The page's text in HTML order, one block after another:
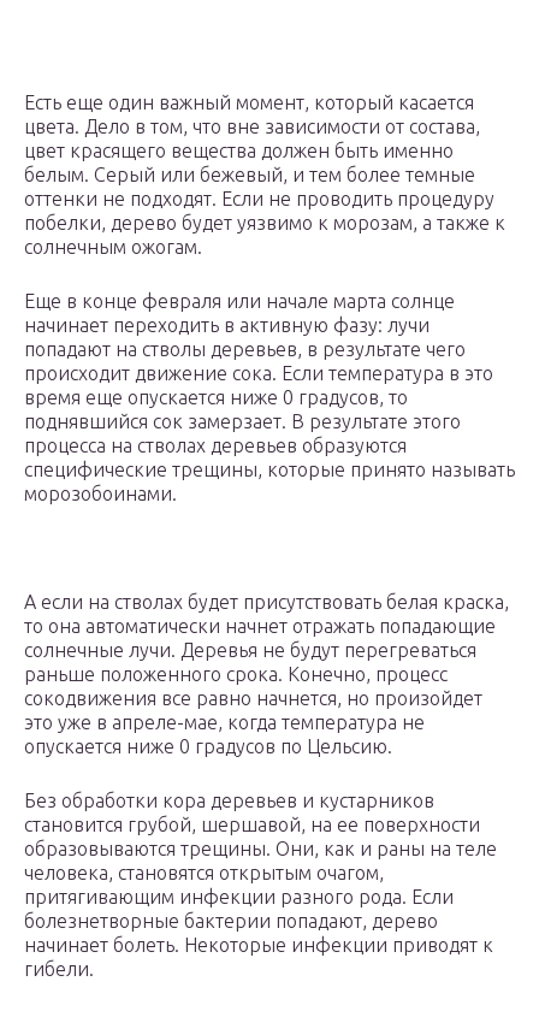
Есть еще один важный момент, который касается
цвета. Дело в том, что вне зависимости от состава,
цвет красящего вещества должен быть именно
белым. Серый или бежевый, и тем более темные
оттенки не подходят. Если не проводить процедуру
побелки, дерево будет уязвимо к морозам, а также к
солнечным ожогам.
Еще в конце февраля или начале марта солнце
начинает переходить в активную фазу: лучи
попадают на стволы деревьев, в результате чего
происходит движение сока. Если температура в это
время еще опускается ниже 0 градусов, то
поднявшийся сок замерзает. В результате этого
процесса на стволах деревьев образуются
специфические трещины, которые принято называть
морозобоинами.
А если на стволах будет присутствовать белая краска,
то она автоматически начнет отражать попадающие
солнечные лучи. Деревья не будут перегреваться
раньше положенного срока. Конечно, процесс
сокодвижения все равно начнется, но произойдет
это уже в апреле-мае, когда температура не
опускается ниже 0 градусов по Цельсию.
Без обработки кора деревьев и кустарников
становится грубой, шершавой, на ее поверхности
образовываются трещины. Они, как и раны на теле
человека, становятся открытым очагом,
притягивающим инфекции разного рода. Если
болезнетворные бактерии попадают, дерево
начинает болеть. Некоторые инфекции приводят к
гибели.